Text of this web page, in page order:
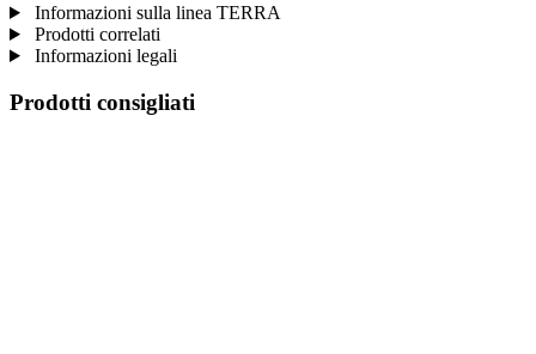
Informazioni sulla linea TERRA
Prodotti correlati
Informazioni legali
Prodotti consigliati